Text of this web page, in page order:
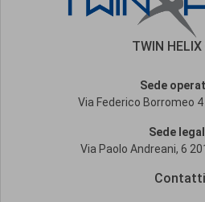
TWIN HELIX
Sede
Via Federico Borromeo
Sede
Via Paolo Andreani, 6
Contatti